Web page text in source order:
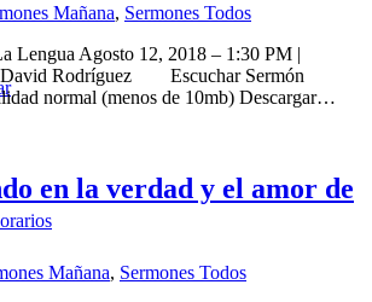
Mañana, Sermones Todos
Lengua Agosto 12, 2018 – 1:30 PM |
David Rodríguez Escuchar Sermón
normal (menos de 10mb) Descargar…
en la verdad y el amor de
Mañana, Sermones Todos